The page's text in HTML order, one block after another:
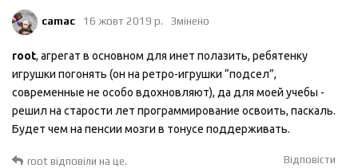
camac 16 жовт 2019 р. Змінено
root, агрегат в основном для инет полазить, ребятенку
игрушки погонять (он на ретро-игрушки “подсел”,
современные не особо вдохновляют), да для моей учебы -
решил на старости лет программирование освоить, паскаль.
Будет чем на пенсии мозги в тонусе поддерживать.
Відповісти
root відповіли на це.